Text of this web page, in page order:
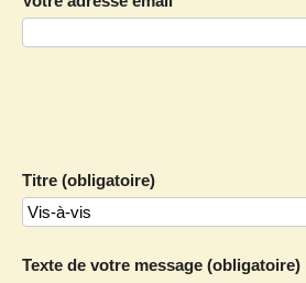
Titre (obligatoire)
Texte de votre message (obligatoire)